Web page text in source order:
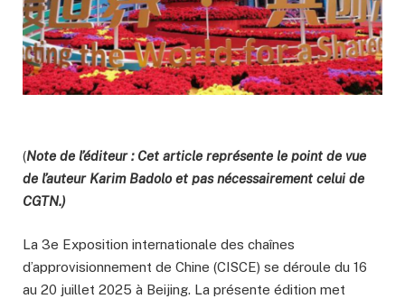
(Note de l’éditeur : Cet article représente le point de vue
de l’auteur Karim Badolo et pas nécessairement celui de
CGTN.)
La 3e Exposition internationale des chaînes
d’approvisionnement de Chine (CISCE) se déroule du 16
au 20 juillet 2025 à Beijing. La présente édition met